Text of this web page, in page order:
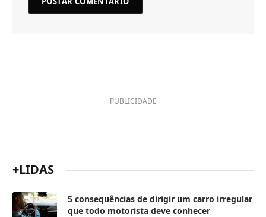
PUBLICIDADE
+LIDAS
5 consequências de dirigir um carro irregular
que todo motorista deve conhecer